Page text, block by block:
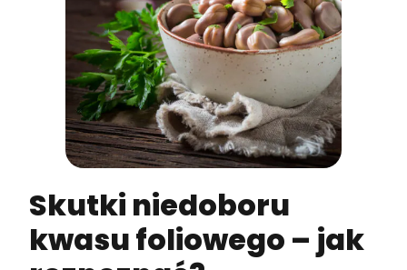
Skutki niedoboru
kwasu foliowego – jak